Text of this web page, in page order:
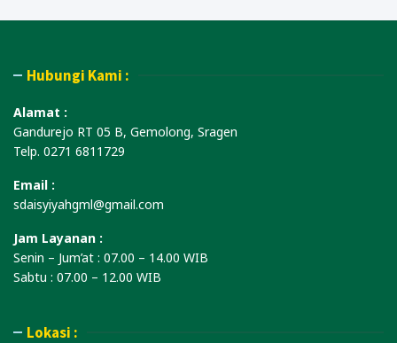
Hubungi Kami :
Alamat :
Gandurejo RT 05 B, Gemolong, Sragen
Telp. 0271 6811729
Email :
sdaisyiyahgml@gmail.com
Jam Layanan :
Senin – Jum’at : 07.00 – 14.00 WIB
Sabtu : 07.00 – 12.00 WIB
Lokasi :